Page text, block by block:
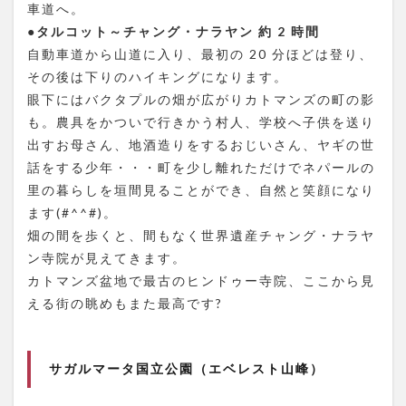
車道へ。
●タルコット～チャング・ナラヤン 約 2 時間
自動車道から山道に入り、最初の 20 分ほどは登り、
その後は下りのハイキングになります。
眼下にはバクタプルの畑が広がりカトマンズの町の影
も。農具をかついで行きかう村人、学校へ子供を送り
出すお母さん、地酒造りをするおじいさん、ヤギの世
話をする少年・・・町を少し離れただけでネパールの
里の暮らしを垣間見ることができ、自然と笑顔になり
ます(#^^#)。
畑の間を歩くと、間もなく世界遺産チャング・ナラヤ
ン寺院が見えてきます。
カトマンズ盆地で最古のヒンドゥー寺院、ここから見
える街の眺めもまた最高です?
サガルマータ国立公園（エベレスト山峰）